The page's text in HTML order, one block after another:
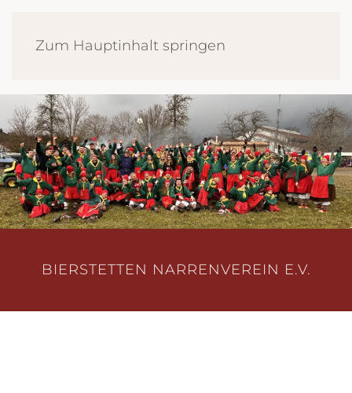
Zum Hauptinhalt springen
BIERSTETTEN NARRENVEREIN E.V.